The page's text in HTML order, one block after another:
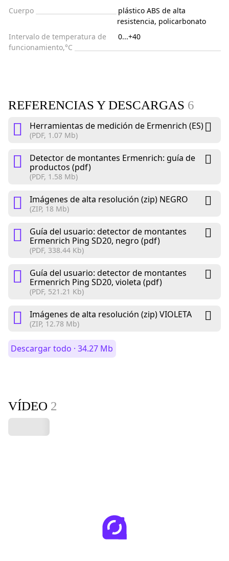
Cuerpo
plástico ABS de alta
resistencia, policarbonato
Intervalo de temperatura de
funcionamiento,°C
0...+40
REFERENCIAS Y DESCARGAS 6
Herramientas de medición de Ermenrich (ES)
(PDF, 1.07 Mb)
Detector de montantes Ermenrich: guía de
productos (pdf)
(PDF, 1.58 Mb)
Imágenes de alta resolución (zip) NEGRO
(ZIP, 18 Mb)
Guía del usuario: detector de montantes
Ermenrich Ping SD20, negro (pdf)
(PDF, 338.44 Kb)
Guía del usuario: detector de montantes
Ermenrich Ping SD20, violeta (pdf)
(PDF, 521.21 Kb)
Imágenes de alta resolución (zip) VIOLETA
(ZIP, 12.78 Mb)
Descargar todo · 34.27 Mb
VÍDEO 2